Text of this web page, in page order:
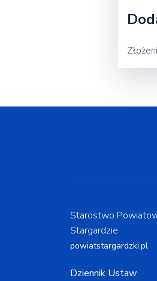
Starostwo
Stargardzie
powiatstargardzki.pl
Dziennik Ustaw